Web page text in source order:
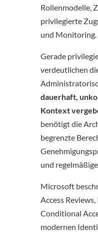
Rollenmodelle,
privilegierte
und Monitoring.
Gerade
verdeutlichen
dauerhaft,
Kontext
benötigt die
begrenzte
und
Microsoft
Access
Conditional
modernen